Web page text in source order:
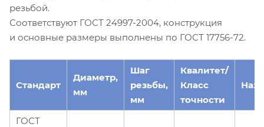
резьбой.
Соответствуют ГОСТ 24997-2004, конструкция
и основные размеры выполнены по ГОСТ 17756-72.
Стандарт
Диаметр,
мм
Шаг
резьбы,
мм
Квалитет/
Класс
точности
ГОСТ